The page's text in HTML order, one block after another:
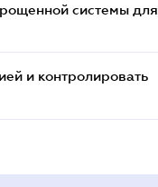
системы для
и контролировать